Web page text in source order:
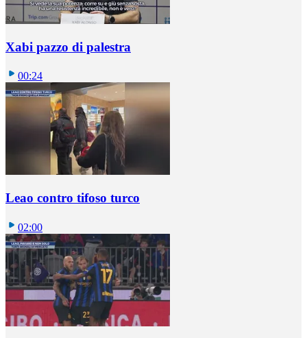
Xabi pazzo di palestra
00:24
Leao contro tifoso turco
02:00